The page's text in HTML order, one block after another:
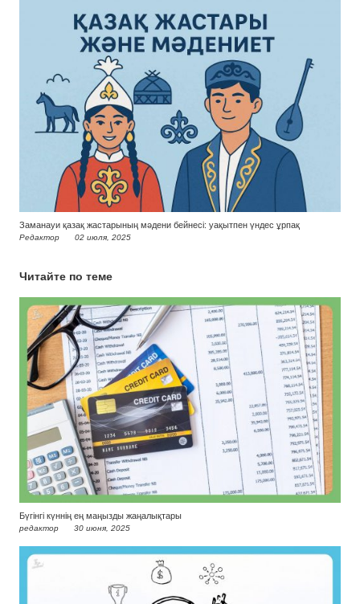
Заманауи қазақ жастарының мәдени бейнесі: уақытпен үндес ұрпақ
Редактор 02 июля, 2025
Читайте по теме
Бүгінгі күннің ең маңызды жаңалықтары
редактор 30 июня, 2025